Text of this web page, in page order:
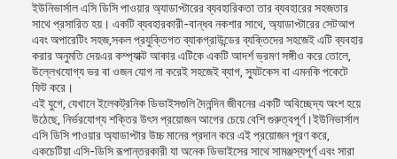
ইউনিভার্সাল এসি ডিসি পাওয়ার অ্যাডাপ্টারের ব্যবহারিকতা তার ব্যবহারের সহজতার
সাথে প্রসারিত হয়। একটি ব্যবহারকারী-বান্ধব নকশার সাথে, অ্যাডাপ্টারের সেটআপ
এবং অপারেটিং সহজ,সকল প্রযুক্তিগত ব্যাকগ্রাউন্ডের ব্যক্তিদের সহজেই এটি ব্যবহার
করার অনুমতি দেয়এর কম্প্যাক্ট আকার এটিকে একটি আদর্শ ভ্রমণ সঙ্গীও করে তোলে,
উল্লেখযোগ্য ভর বা ওজন যোগ না করেই সহজেই ব্যাগ, স্যুটকেস বা এমনকি পকেটে
ফিট করে।
এই যুগে, যেখানে ইলেকট্রনিক ডিভাইসগুলি দৈনন্দিন জীবনের একটি অবিচ্ছেদ্য অংশ হয়ে
উঠেছে, নির্ভরযোগ্য শক্তির উৎস প্রয়োজন আগের চেয়ে বেশি গুরুত্বপূর্ণ।ইউনিভার্সাল
এসি ডিসি পাওয়ার অ্যাডাপ্টার উচ্চ মানের প্রদান করে এই প্রয়োজন পূরণ করে,
একচেটিয়া এসি-ডিসি রূপান্তরকারী যা অনেক ডিভাইসের সাথে সামঞ্জস্যপূর্ণ এবং সারা